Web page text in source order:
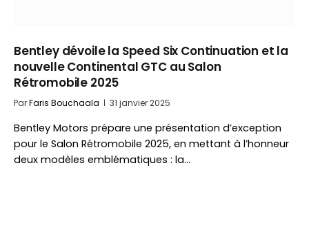
Bentley dévoile la Speed Six Continuation et la
nouvelle Continental GTC au Salon
Rétromobile 2025
ParFaris Bouchaala 31 janvier 2025
Bentley Motors prépare une présentation d’exception
pour le Salon Rétromobile 2025, en mettant à l’honneur
deux modèles emblématiques : la…